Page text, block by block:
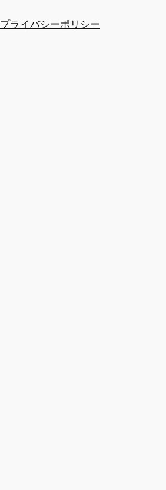
プライバシーポリシー